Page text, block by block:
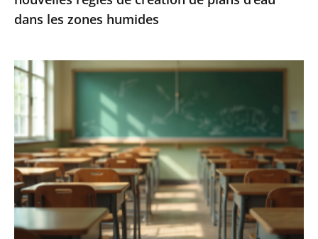
dans
zones
humides
dans les zones humides
Le
Conseil
d’État
rejette
des
recours
contre
les
«